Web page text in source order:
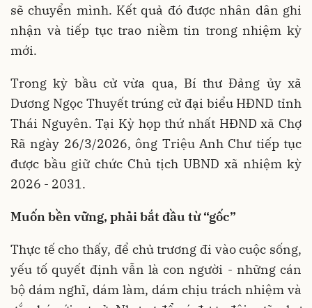
sẽ chuyển mình. Kết quả đó được nhân dân ghi
nhận và tiếp tục trao niềm tin trong nhiệm kỳ
mới.
Trong kỳ bầu cử vừa qua, Bí thư Đảng ủy xã
Dương Ngọc Thuyết trúng cử đại biểu HĐND tỉnh
Thái Nguyên. Tại Kỳ họp thứ nhất HĐND xã Chợ
Rã ngày 26/3/2026, ông Triệu Anh Chư tiếp tục
được bầu giữ chức Chủ tịch UBND xã nhiệm kỳ
2026 - 2031.
Muốn bền vững, phải bắt đầu từ “gốc”
Thực tế cho thấy, để chủ trương đi vào cuộc sống,
yếu tố quyết định vẫn là con người - những cán
bộ dám nghĩ, dám làm, dám chịu trách nhiệm và